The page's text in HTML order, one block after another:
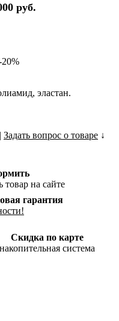
руб.
20%
эластан.
| Задать вопрос о товаре ↓
товар на сайте
гарантия
Скидка по карте
накопительная система